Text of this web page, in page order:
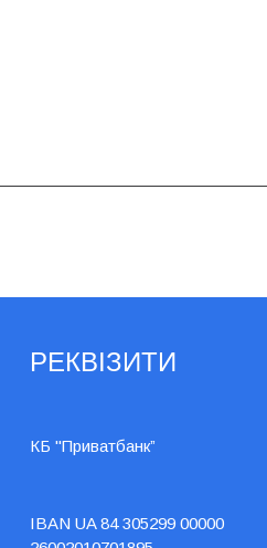
РЕКВІЗИТИ
КБ "Приватбанк”
IBAN UA 84 305299 00000